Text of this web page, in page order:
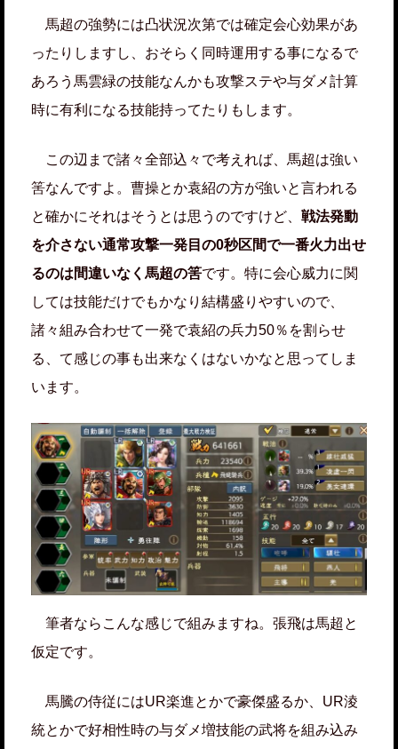
馬超の強勢には凸状況次第では確定会心効果があ
ったりしますし、おそらく同時運用する事になるで
あろう馬雲緑の技能なんかも攻撃ステや与ダメ計算
時に有利になる技能持ってたりもします。
この辺まで諸々全部込々で考えれば、馬超は強い
筈なんですよ。曹操とか袁紹の方が強いと言われる
と確かにそれはそうとは思うのですけど、 戦法発動
を介さない通常攻撃一発目の0秒区間で一番火力出せ
るのは間違いなく馬超の筈です。特に会心威力に関
しては技能だけでもかなり結構盛りやすいので、
諸々組み合わせて一発で袁紹の兵力50％を割らせ
る、て感じの事も出来なくはないかなと思ってしま
います。
筆者ならこんな感じで組みますね。張飛は馬超と
仮定です。
馬騰の侍従にはUR楽進とかで豪傑盛るか、UR淩
統とかで好相性時の与ダメ増技能の武将を組み込み